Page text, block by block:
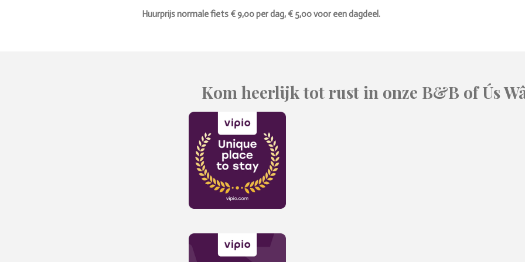
Huurprijs normale fiets € 9,00 per dag, € 5,00 voor een dagdeel.
Kom heerlijk tot rust in onze B&B of Ús